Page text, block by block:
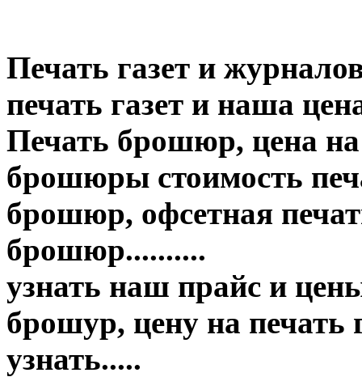
Печать газет и
печать газет и наша
Печать брошюр, цена
брошюры стоимость
брошюр, офсетная
брошюр..........
узнать наш прайс и
брошур, цену на печать
узнать.....